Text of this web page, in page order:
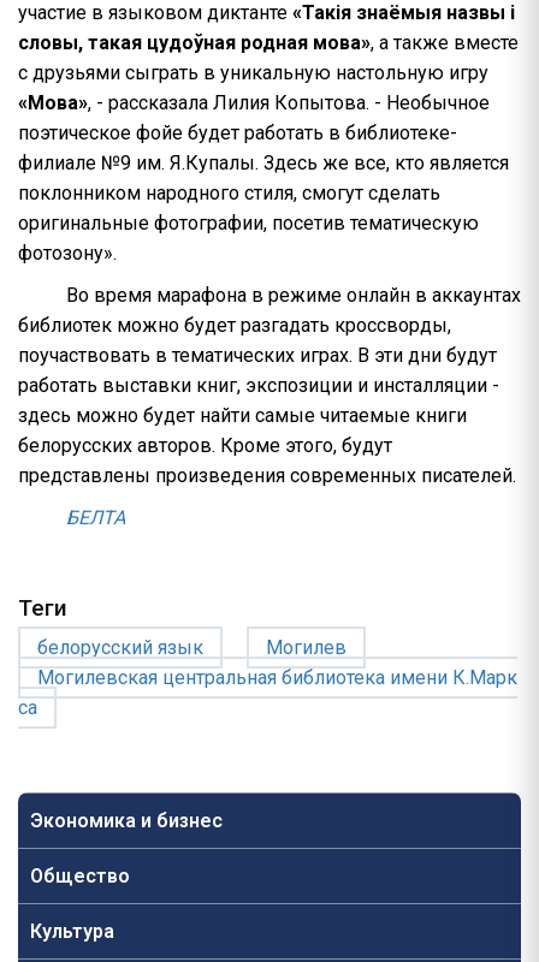
Экономика и бизнес
Общество
Культура
участие в языковом диктанте «Такія знаёмыя назвы і
словы, такая цудоўная родная мова», а также вместе
с друзьями сыграть в уникальную настольную игру
«Мова», - рассказала Лилия Копытова. - Необычное
поэтическое фойе будет работать в библиотеке-
филиале №9 им. Я.Купалы. Здесь же все, кто является
поклонником народного стиля, смогут сделать
оригинальные фотографии, посетив тематическую
фотозону».
Во время марафона в режиме онлайн в аккаунтах
библиотек можно будет разгадать кроссворды,
поучаствовать в тематических играх. В эти дни будут
работать выставки книг, экспозиции и инсталляции -
здесь можно будет найти самые читаемые книги
белорусских авторов. Кроме этого, будут
представлены произведения современных писателей.
БЕЛТА
Теги
белорусский язык
Могилев
Могилевская центральная библиотека имени К.Марк
са